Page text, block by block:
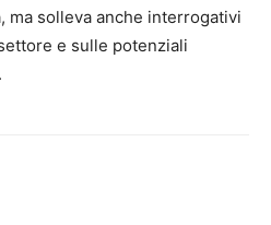
ma solleva anche interrogativi
e sulle potenziali